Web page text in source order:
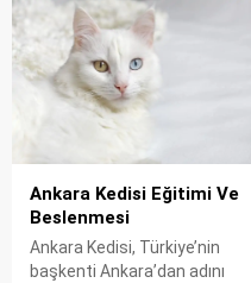
Ankara Kedisi Eğitimi Ve
Beslenmesi
Ankara Kedisi, Türkiye’nin
başkenti Ankara’dan adını